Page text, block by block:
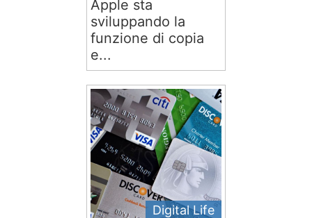
Apple sta
sviluppando la
funzione di copia
e...
Digital Life